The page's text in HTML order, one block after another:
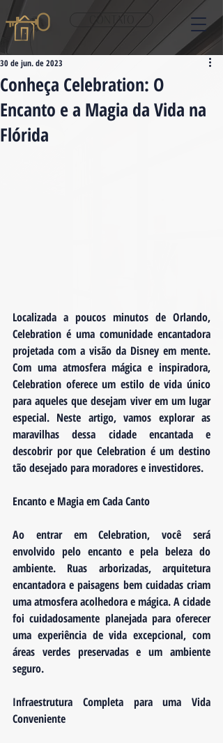
CONTATO
Conheça Celebration: O
Encanto e a Magia da Vida na
Flórida
30 de jun. de 2023
Localizada a poucos minutos de Orlando,
Celebration é uma comunidade encantadora
projetada com a visão da Disney em mente.
Com uma atmosfera mágica e inspiradora,
Celebration oferece um estilo de vida único
para aqueles que desejam viver em um lugar
especial. Neste artigo, vamos explorar as
maravilhas dessa cidade encantada e
descobrir por que Celebration é um destino
tão desejado para moradores e investidores.
Encanto e Magia em Cada Canto
Ao entrar em Celebration, você será
envolvido pelo encanto e pela beleza do
ambiente. Ruas arborizadas, arquitetura
encantadora e paisagens bem cuidadas criam
uma atmosfera acolhedora e mágica. A cidade
foi cuidadosamente planejada para oferecer
uma experiência de vida excepcional, com
áreas verdes preservadas e um ambiente
seguro.
Infraestrutura Completa para uma Vida
Conveniente